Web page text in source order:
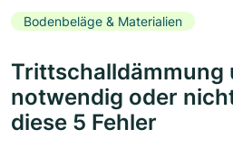
Bodenbeläge & Materialien
Trittschalldämmung
notwendig oder
diese 5 Fehler